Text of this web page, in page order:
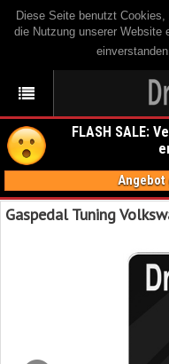
Diese Seite benutzt
die Nutzung unserer Website
FLASH SALE:
Angebot
Gaspedal Tuning